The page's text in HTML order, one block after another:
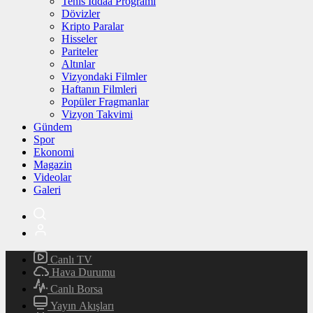
Dövizler
Kripto Paralar
Hisseler
Pariteler
Altınlar
Vizyondaki Filmler
Haftanın Filmleri
Popüler Fragmanlar
Vizyon Takvimi
Gündem
Spor
Ekonomi
Magazin
Videolar
Galeri
Canlı TV
Hava Durumu
Canlı Borsa
Yayın Akışları